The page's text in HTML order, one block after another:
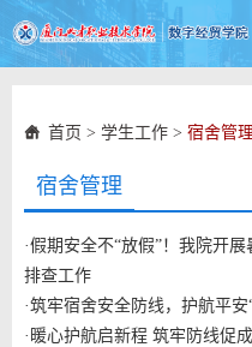
首页 > 学生工作 > 宿舍管理
宿舍管理
·假期安全不“放假”！我院开
排查工作
·筑牢宿舍安全防线，护航平安
· 暖心护航启新程 筑牢防线促